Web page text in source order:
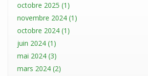
octobre 2025 (1)
novembre 2024 (1)
octobre 2024 (1)
juin 2024 (1)
mai 2024 (3)
mars 2024 (2)